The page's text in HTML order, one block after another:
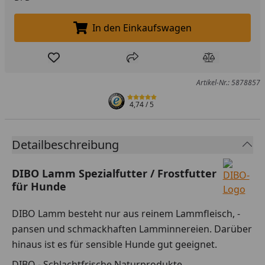
In den Einkaufswagen legen
In den Einkaufswagen
Produkt zur Wunschliste hinzufügen
Teilen Produkt
Artikel-Nr.: 5878857
4,74/ 5
Detailbeschreibung
DIBO Lamm Spezialfutter / Frostfutter
für Hunde
DIBO Lamm besteht nur aus reinem Lammfleisch, -
pansen und schmackhaften Lamminnereien. Darüber
hinaus ist es für sensible Hunde gut geeignet.